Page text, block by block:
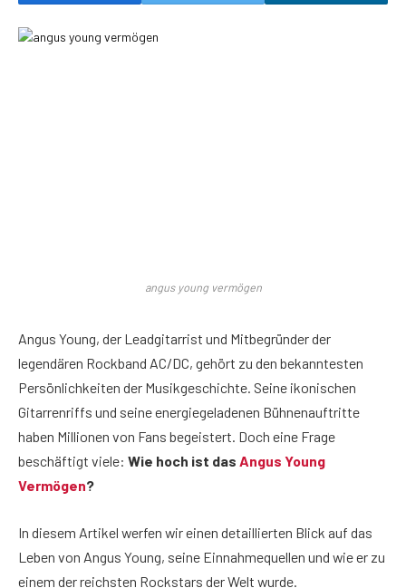
angus young vermögen
Angus Young, der Leadgitarrist und Mitbegründer der
legendären Rockband AC/DC, gehört zu den bekanntesten
Persönlichkeiten der Musikgeschichte. Seine ikonischen
Gitarrenriffs und seine energiegeladenen Bühnenauftritte
haben Millionen von Fans begeistert. Doch eine Frage
beschäftigt viele: Wie hoch ist das Angus Young
Vermögen?
In diesem Artikel werfen wir einen detaillierten Blick auf das
Leben von Angus Young, seine Einnahmequellen und wie er zu
einem der reichsten Rockstars der Welt wurde.